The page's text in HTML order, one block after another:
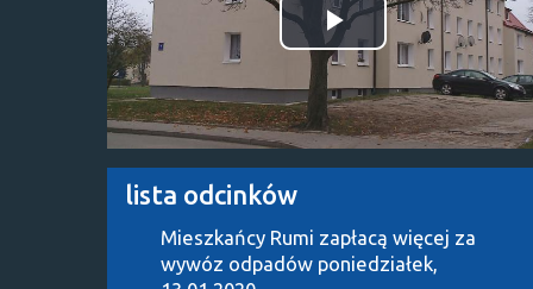
Odtwórz
wideo
lista odcinków
Mieszkańcy Rumi zapłacą więcej za
wywóz odpadów poniedziałek,